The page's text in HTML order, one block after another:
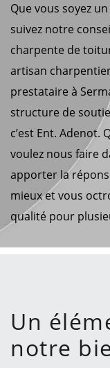
Que vous soyez
suivez notre
charpente de
artisan
prestataire à
structure de
c’est Ent. Adenot.
voulez nous faire
apporter la
mieux et vous
qualité pour
Un
notre